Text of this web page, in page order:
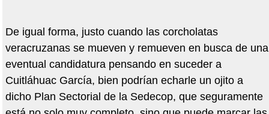
De igual forma, justo cuando las corcholatas
veracruzanas se mueven y remueven en busca de una
eventual candidatura pensando en suceder a
Cuitláhuac García, bien podrían echarle un ojito a
dicho Plan Sectorial de la Sedecop, que seguramente